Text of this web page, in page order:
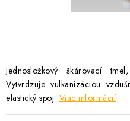
Jednosložkový škárovací
Vytvrdzuje vulkanizáciou
elastický spoj. Viac informácií